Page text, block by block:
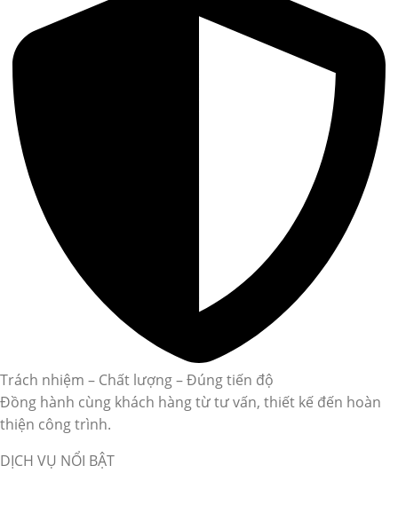
Trách nhiệm – Chất lượng – Đúng tiến độ
Đồng hành cùng khách hàng từ tư vấn, thiết kế đến hoàn
thiện công trình.
DỊCH VỤ NỔI BẬT